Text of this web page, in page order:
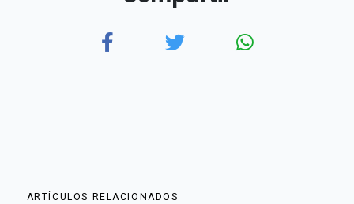
ARTÍCULOS RELACIONADOS